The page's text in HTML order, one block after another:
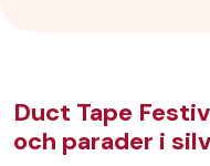
Duct Tape
och parader i